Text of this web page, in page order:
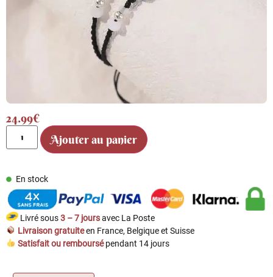
24.99€
Ajouter au panier
En stock
Livré sous3 – 7 joursavec La Poste
Livraison gratuiteen France, Belgique et Suisse
Satisfait ou remboursépendant 14 jours